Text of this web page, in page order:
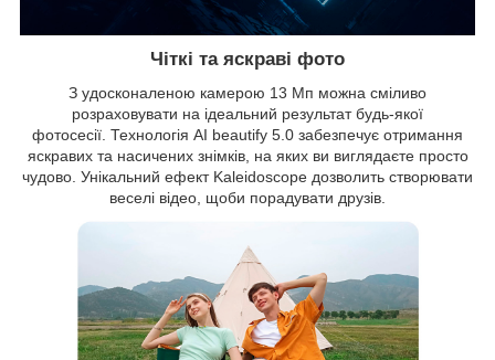
Чіткі та яскраві фото
З удосконаленою камерою 13 Мп можна сміливо
розраховувати на ідеальний результат будь-якої
фотосесії. Технологія AI beautify 5.0 забезпечує отримання
яскравих та насичених знімків, на яких ви виглядаєте просто
чудово. Унікальний ефект Kaleidoscope дозволить створювати
веселі відео, щоби порадувати друзів.